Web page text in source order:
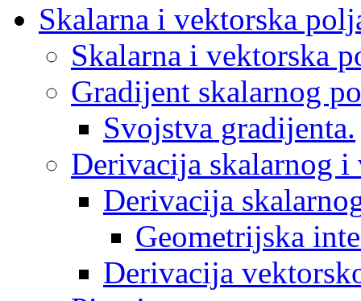
Skalarna i vektorska
Skalarna i vektorska
Gradijent skalarnog
Svojstva gradijenta.
Derivacija skalarnog
Derivacija
Geometrijska
Derivacija